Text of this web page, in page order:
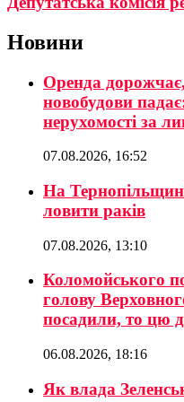
Новини
Оренда
новобудови
нерухомості за
07.08.2026, 16:52
На
ловити раків
07.08.2026, 13:10
Коломойського
голову
посадили, то цю
06.08.2026, 18:16
Як влада